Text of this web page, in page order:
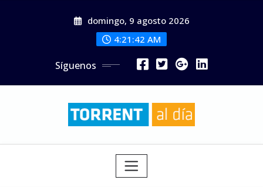
domingo, 9 agosto 2026
4:21:44 AM
Síguenos